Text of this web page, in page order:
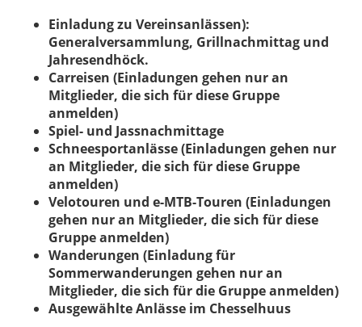
Einladung zu Vereinsanlässen):
Generalversammlung, Grillnachmittag und
Jahresendhöck.
Carreisen (Einladungen gehen nur an
Mitglieder, die sich für diese Gruppe
anmelden)
Spiel- und Jassnachmittage
Schneesportanlässe (Einladungen gehen nur
an Mitglieder, die sich für diese Gruppe
anmelden)
Velotouren und e-MTB-Touren (Einladungen
gehen nur an Mitglieder, die sich für diese
Gruppe anmelden)
Wanderungen (Einladung für
Sommerwanderungen gehen nur an
Mitglieder, die sich für die Gruppe anmelden)
Ausgewählte Anlässe im Chesselhuus